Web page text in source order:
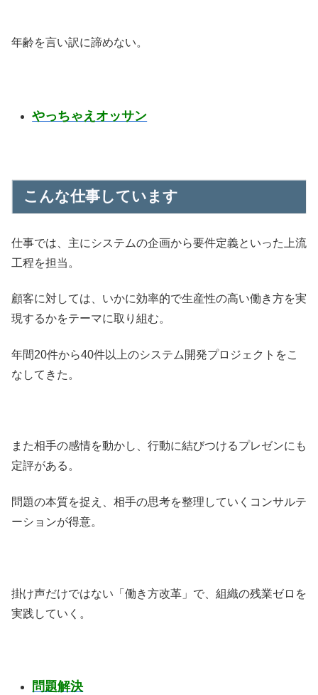
年齢を言い訳に諦めない。
やっちゃえオッサン
こんな仕事しています
仕事では、主にシステムの企画から要件定義といった上流
工程を担当。
顧客に対しては、いかに効率的で生産性の高い働き方を実
現するかをテーマに取り組む。
年間20件から40件以上のシステム開発プロジェクトをこ
なしてきた。
また相手の感情を動かし、行動に結びつけるプレゼンにも
定評がある。
問題の本質を捉え、相手の思考を整理していくコンサルテ
ーションが得意。
掛け声だけではない「働き方改革」で、組織の残業ゼロを
実践していく。
問題解決